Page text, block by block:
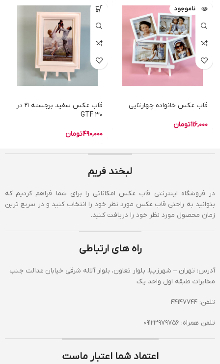
ناموجود
قاب عکس خانواده چهارتایی
116,000تومان
قاب عکس سفید برجسته 21 در
30 GTF
490,000تومان
لبخند فریم
در فروشگاه اینترنتی قاب عکس امکاناتی را برای شما فراهم کردیم که
بتوانید به راحتی قاب عکس مورد نظر خود را انتخاب کنید و در سریع ترین
زمان محصول مورد نظر خود را دریافت کنید.
راه های ارتباطی
آدرس: تهران – شهرزیبا، بلوار تعاون، بلوار آلاله شرقی خیابان عدالت جنب
مخابرات طبقه اول واحد یک
تلفن: 44147744
تلفن همراه: 09123979756
اعتماد شما اعتبار ماست